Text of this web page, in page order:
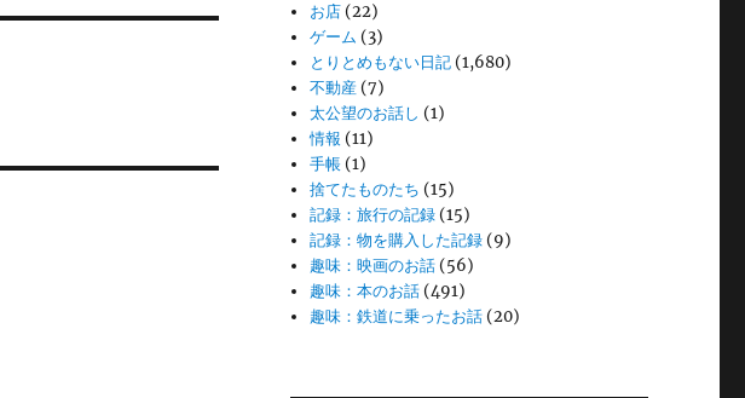
お店 (22)
ゲーム (3)
とりとめもない日記 (1,680)
不動産 (7)
太公望のお話し (1)
情報 (11)
手帳 (1)
捨てたものたち (15)
記録：旅行の記録 (15)
記録：物を購入した記録 (9)
趣味：映画のお話 (56)
趣味：本のお話 (491)
趣味：鉄道に乗ったお話 (20)